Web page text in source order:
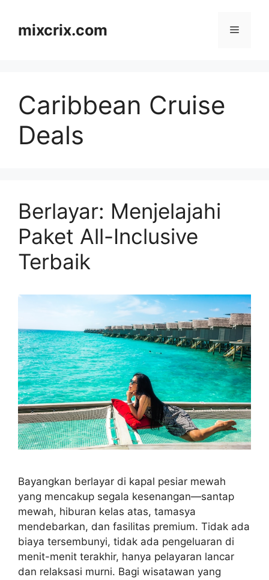
contentmixcrix.com Menu
Caribbean Cruise
Deals
Berlayar: Menjelajahi
Paket All-Inclusive
Terbaik
Bayangkan berlayar di kapal pesiar mewah
yang mencakup segala kesenangan—santap
mewah, hiburan kelas atas, tamasya
mendebarkan, dan fasilitas premium. Tidak ada
biaya tersembunyi, tidak ada pengeluaran di
menit-menit terakhir, hanya pelayaran lancar
dan relaksasi murni. Bagi wisatawan yang